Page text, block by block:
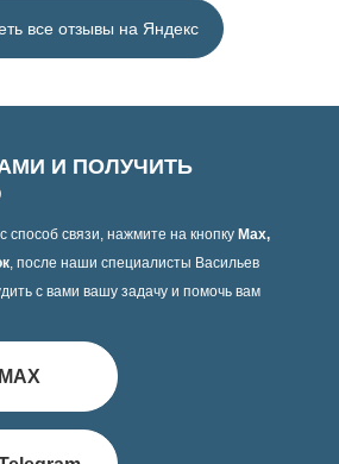
все отзывы на Яндекс
И ПОЛУЧИТЬ
связи, нажмите на кнопку Max,
, после наши специалисты Васильев
с вами вашу задачу и помочь вам